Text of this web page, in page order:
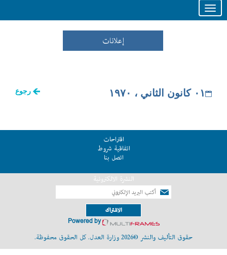
Toggle
إعلانات
٠١ كانون الثاني ، ١٩٧٠ رجوع
اقتراحات
اتفاقية شروط
اتصل بنا
النشرة الالكترونية
الاشتراك
Powered by
حقوق التأليف والنشر ©2026 وزارة العدل. كل الحقوق محفوظة.